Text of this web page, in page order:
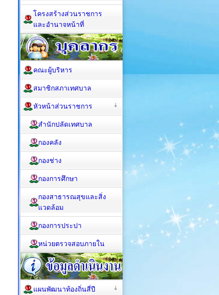
โครงสร้างส่วนราชการ
และอำนาจหน้าที่
คณะผู้บริหาร
สมาชิกสภาเทศบาล
หัวหน้าส่วนราชการ
สำนักปลัดเทศบาล
กองคลัง
กองช่าง
กองการศึกษา
กองสาธารณสุขและสิ่ง
แวดล้อม
กองการประปา
หน่วยตรวจสอบภายใน
แผนพัฒนาท้องถิ่นสี่ปี